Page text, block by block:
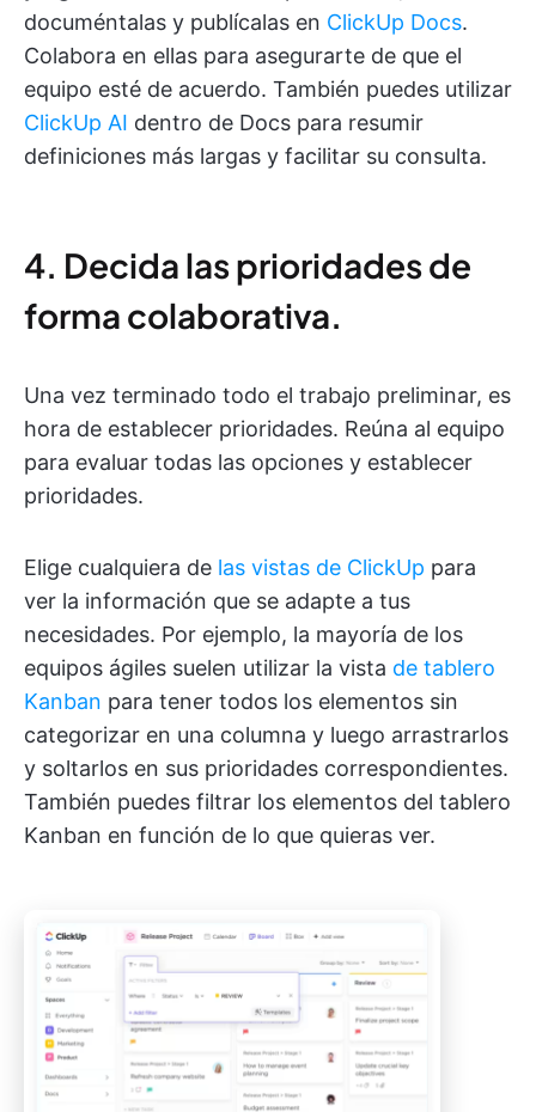
documéntalas y publícalas en ClickUp Docs.
Colabora en ellas para asegurarte de que el
equipo esté de acuerdo. También puedes utilizar
ClickUp AI dentro de Docs para resumir
definiciones más largas y facilitar su consulta.
4. Decida las prioridades de
forma colaborativa.
Una vez terminado todo el trabajo preliminar, es
hora de establecer prioridades. Reúna al equipo
para evaluar todas las opciones y establecer
prioridades.
Elige cualquiera de las vistas de ClickUp para
ver la información que se adapte a tus
necesidades. Por ejemplo, la mayoría de los
equipos ágiles suelen utilizar la vista de tablero
Kanban para tener todos los elementos sin
categorizar en una columna y luego arrastrarlos
y soltarlos en sus prioridades correspondientes.
También puedes filtrar los elementos del tablero
Kanban en función de lo que quieras ver.